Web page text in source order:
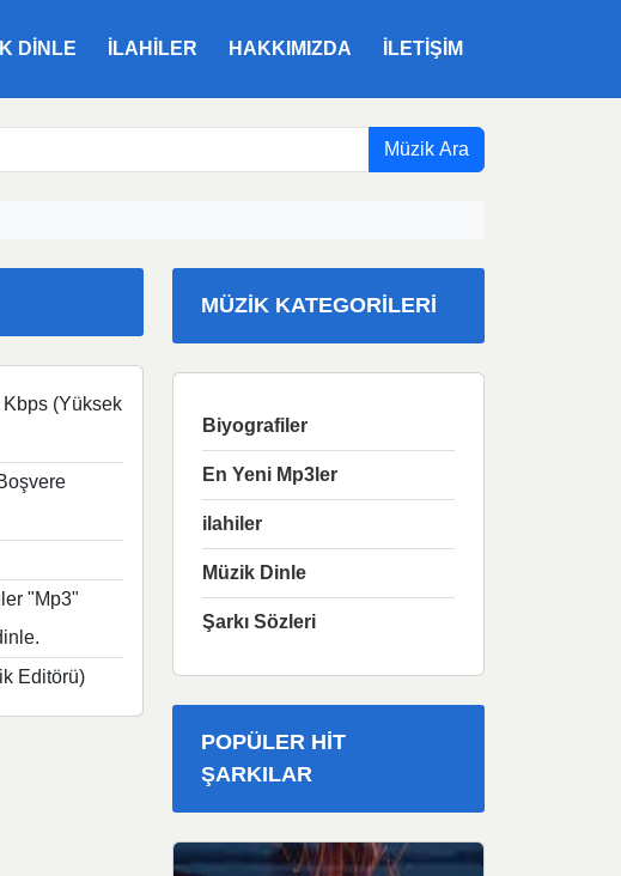
DINLE ILAHILER HAKKIMIZDA İLETIŞIM
Müzik Ara
(Yüksek
"Mp3"
Editörü)
MÜZIK KATEGORILERI
Biyografiler
En Yeni Mp3ler
ilahiler
Müzik Dinle
Şarkı Sözleri
POPÜLER HIT
ŞARKILAR